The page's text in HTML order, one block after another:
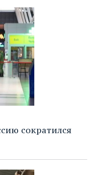
сократился